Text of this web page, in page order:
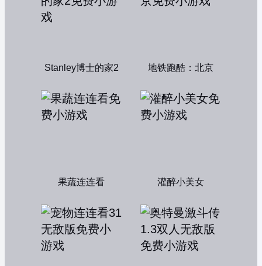
Stanley博士的家2 地铁跑酷：北京
果蔬连连看 灌醉小美女